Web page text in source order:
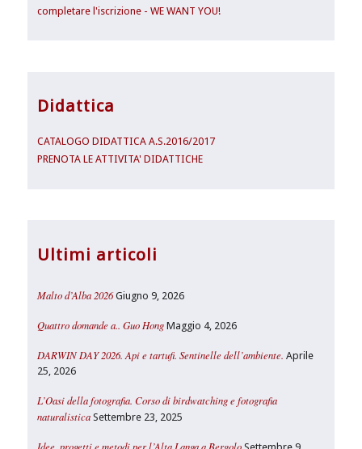
completare l'iscrizione - WE WANT YOU!
Didattica
CATALOGO DIDATTICA A.S.2016/2017
PRENOTA LE ATTIVITA' DIDATTICHE
Ultimi articoli
Malto d’Alba 2026 Giugno 9, 2026
Quattro domande a.. Guo Hong Maggio 4, 2026
DARWIN DAY 2026. Api e tartufi. Sentinelle dell’ambiente. Aprile
25, 2026
L’Oasi della fotografia. Corso di birdwatching e fotografia
naturalistica Settembre 23, 2025
Idee, progetti e metodi per l’Alta Langa a Bergolo